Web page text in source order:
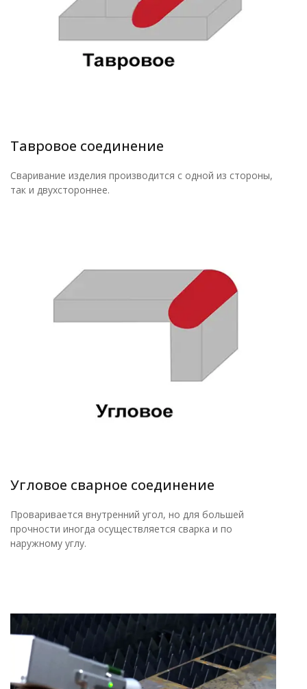
Тавровое соединение
Сваривание изделия производится с одной из стороны,
так и двухстороннее.
Угловое сварное соединение
Проваривается внутренний угол, но для большей
прочности иногда осуществляется сварка и по
наружному углу.